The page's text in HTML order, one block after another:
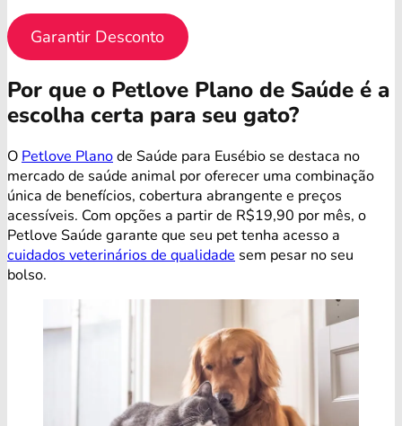
Garantir Desconto
Por que o Petlove Plano de Saúde é a
escolha certa para seu gato?
O Petlove Planode Saúde para Eusébio se destaca no
mercado de saúde animal por oferecer uma combinação
única de benefícios, cobertura abrangente e preços
acessíveis. Com opções a partir de R$19,90 por mês, o
Petlove Saúde garante que seu pet tenha acesso a
cuidados veterinários de qualidade sem pesar no seu
bolso.